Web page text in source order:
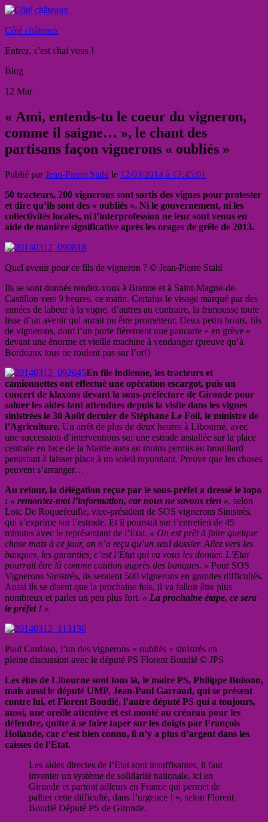
Côté châteaux
Entrez, c'est chai vous !
Blog
12 Mar
« Ami, entends-tu le coeur du vigneron,
comme il saigne… », le chant des
partisans façon vignerons « oubliés »
Publié parJean-Pierre Stahl le 12/03/2014 à 17:45:01
50 tracteurs, 200 vignerons sont sortis des vignes pour protester
et dire qu’ils sont des « oubliés ». Ni le gouvernement, ni les
collectivités locales, ni l’interprofession ne leur sont venus en
aide de manière significative après les orages de grêle de 2013.
Quel avenir pour ce fils de vigneron ? © Jean-Pierre Stahl
Ils se sont donnés rendez-vous à Branne et à Saint-Magne-de-
Castillon vers 9 heures, ce matin. Certains le visage marqué par des
années de labeur à la vigne, d’autres au contraire, la frimousse toute
lisse d’un avenir qui aurait pu être prometteur. Deux petits bouts, fils
de vignerons, dont l’un porte fièrement une pancarte « en grève »
devant une énorme et vieille machine à vendanger (preuve qu’à
Bordeaux tous ne roulent pas sur l’or!)
En file indienne, les tracteurs et
camionnettes ont effectué une opération escargot, puis un
concert de klaxons devant la sous-préfecture de Gironde pour
saluer les aides tant attendues depuis la visite dans les vignes
sinistrées le 30 Août dernier de Stéphane Le Foll, le ministre de
l’Agriculture. Un arrêt de plus de deux heures à Libourne, avec
une succession d’interventions sur une estrade installée sur la place
centrale en face de la Mairie aura au moins permis au brouillard
persistant à laisser place à un soleil rayonnant. Preuve que les choses
peuvent s’arranger…
Au retour, la délégation reçue par le sous-préfet a dressé le topo
: « remontez-moi l’information, car nous ne savons rien », selon
Loïc De Roquefeuille, vice-président de SOS vignerons Sinistrés,
qui s’exprime sur l’estrade. Et il poursuit sur l’entretien de 45
minutes avec le représentant de l’Etat. « On est prêt à faire quelque
chose mais à ce jour, on n’a reçu qu’un seul dossier. Allez vers les
banques, les garanties, c’est l’Etat qui va vous les donner. L’Etat
pourrait être là comme caution auprès des banques. » Pour SOS
Vignerons Sinistrés, ils seraient 500 vignerons en grandes difficultés.
Aussi ils se disent que la prochaine fois, il va falloir être plus
nombreux et parler un peu plus fort. « La prochaine étape, ce sera
le préfet ! »
Paul Cardoso, l’un des vignerons « oubliés » sinistrés en
pleine discussion avec le député PS Florent Boudié © JPS
Les élus de Libourne sont tous là, le maire PS, Philippe Buisson,
mais aussi le député UMP, Jean-Paul Garraud, qui se présent
contre lui, et Florent Boudié, l’autre député PS qui a toujours,
aussi, une oreille attentive et est monté au créneau pour les
défendre, quitte à se faire taper sur les doigts par François
Hollande, car c’est bien connu, il n’y a plus d’argent dans les
caisses de l’Etat.
Les aides directes de l’Etat sont insuffisantes, il faut
inventer un système de solidarité nationale, ici en
Gironde et partout ailleurs en France qui permet de
pallier cette difficulté, dans l’urgence ! », selon Florent
Boudié Député PS de Gironde.